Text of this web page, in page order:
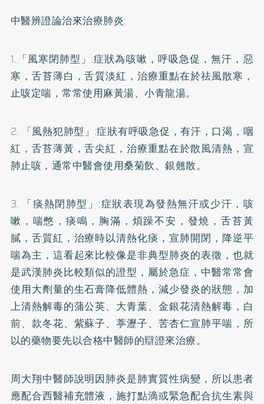
中醫辨證論治來治療肺炎:
1.「風寒閉肺型」:症狀為咳嗽，呼吸急促，無汗，惡
寒，舌苔薄白，舌質淡紅，治療重點在於祛風散寒，
止咳定喘，常常使用麻黃湯、小青龍湯。
2. 「風熱犯肺型」:症狀有呼吸急促，有汗，口渴，咽
紅，舌苔薄黃，舌尖紅，治療重點在於散風清熱，宣
肺止咳，通常中醫會使用桑菊飲、銀翹散。
3. 「痰熱閉肺型」:症狀表現為發熱無汗或少汗，咳
嗽，喘憋，痰鳴，胸滿，煩躁不安，發燒，舌苔黃
膩，舌質紅，治療時以清熱化痰，宣肺開閉，降逆平
喘為主，這看起來比較像是非典型肺炎的表徵，也就
是武漢肺炎比較類似的證型，屬於急症，中醫常常會
使用大劑量的生石膏降低體熱，減少發炎的狀態，加
上清熱解毒的蒲公英、大青葉、金銀花清熱解毒，白
前、款冬花、紫蘇子、葶瀝子、苦杏仁宣肺平喘，所
以的藥物要先以合格中醫師的辯證來治療。
周大翔中醫師說明因肺炎是肺實質性病變，所以患者
應配合西醫補充體液，施打點滴或緊急配合抗生素與